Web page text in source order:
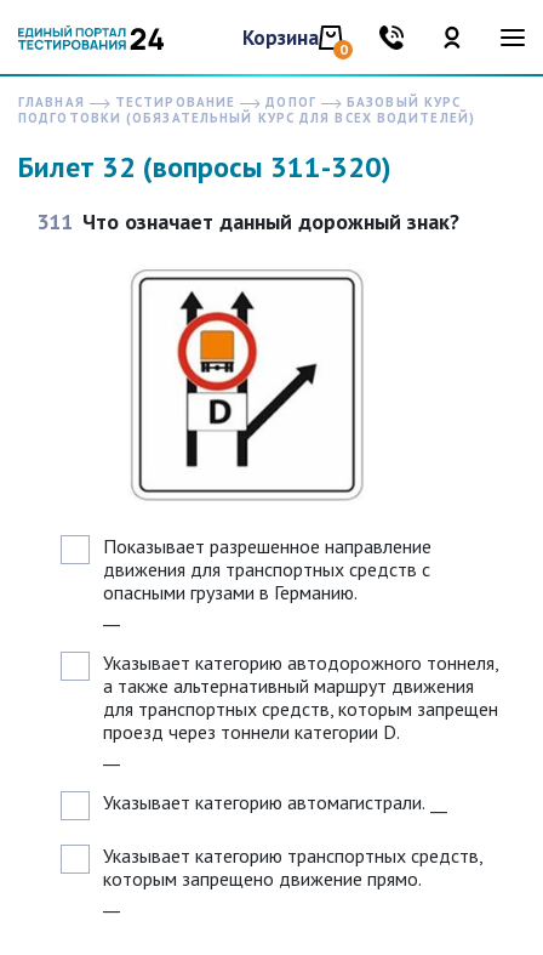
Корзина 0
ГЛАВНАЯ ТЕСТИРОВАНИЕ ДОПОГ
БАЗОВЫЙ КУРС
ПОДГОТОВКИ (ОБЯЗАТЕЛЬНЫЙ КУРС ДЛЯ ВСЕХ ВОДИТЕЛЕЙ)
Билет 32 (вопросы 311-320)
311 Что означает данный дорожный знак?
Показывает разрешенное направление
движения для транспортных средств с
опасными грузами в Германию.
Указывает категорию автодорожного тоннеля,
а также альтернативный маршрут движения
для транспортных средств, которым запрещен
проезд через тоннели категории D.
Указывает категорию автомагистрали.
Указывает категорию транспортных средств,
которым запрещено движение прямо.